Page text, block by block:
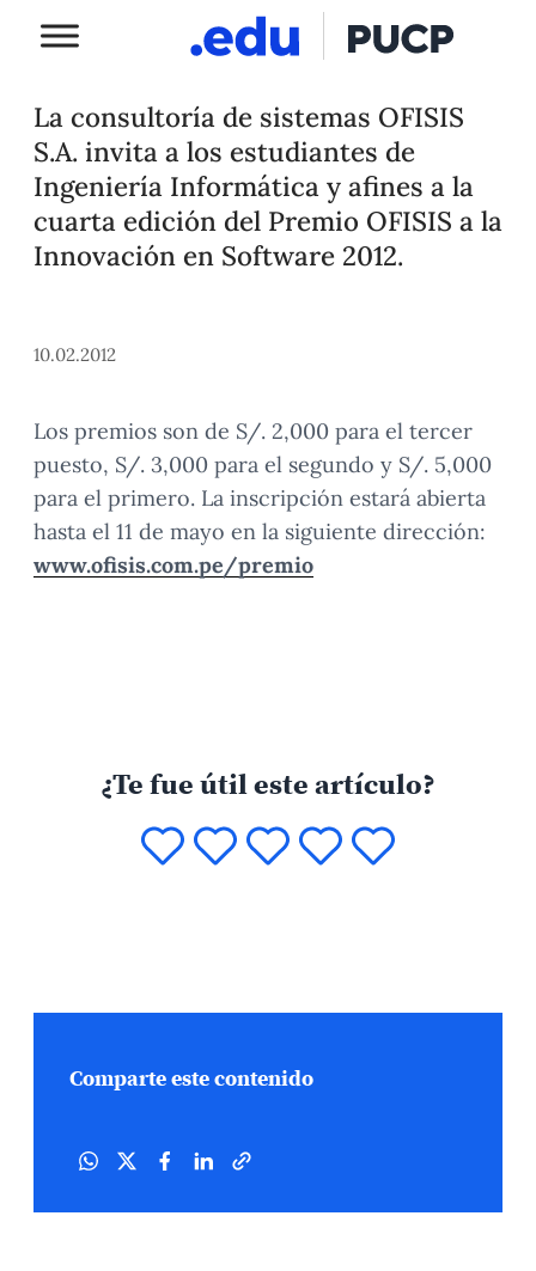
La consultoría de sistemas OFISIS
S.A. invita a los estudiantes de
Ingeniería Informática y afines a la
cuarta edición del Premio OFISIS a la
Innovación en Software 2012.
10.02.2012
Los premios son de S/. 2,000 para el tercer
puesto, S/. 3,000 para el segundo y S/. 5,000
para el primero. La inscripción estará abierta
hasta el 11 de mayo en la siguiente dirección:
www.ofisis.com.pe/premio
¿Te fue útil este artículo?
Comparte este contenido